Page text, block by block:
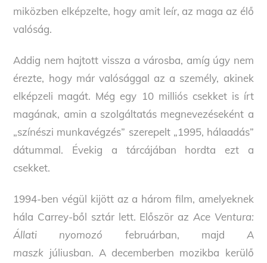
miközben elképzelte, hogy amit leír, az maga az élő
valóság.
Addig nem hajtott vissza a városba, amíg úgy nem
érezte, hogy már valósággal az a személy, akinek
elképzeli magát. Még egy 10 milliós csekket is írt
magának, amin a szolgáltatás megnevezéseként a
„színészi munkavégzés” szerepelt „1995, hálaadás”
dátummal. Évekig a tárcájában hordta ezt a
csekket.
1994-ben végül kijött az a három film, amelyeknek
hála Carrey-ből sztár lett. Először az Ace Ventura:
Állati nyomozó februárban, majd A
maszk júliusban. A decemberben mozikba kerülő